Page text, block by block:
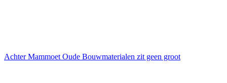
Achter Mammoet Oude Bouwmaterialen zit geen groot